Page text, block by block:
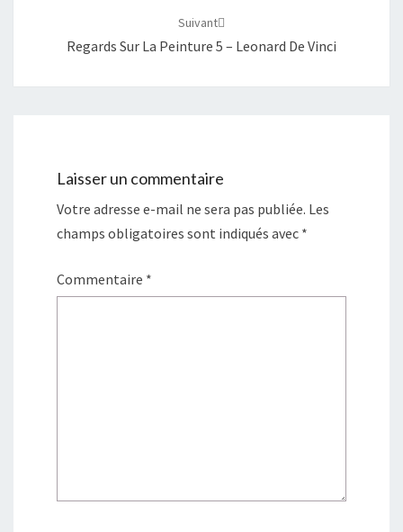
Suivant
Regards Sur La Peinture 5 – Leonard De Vinci
Laisser un commentaire
Votre adresse e-mail ne sera pas publiée. Les
champs obligatoires sont indiqués avec *
Commentaire *